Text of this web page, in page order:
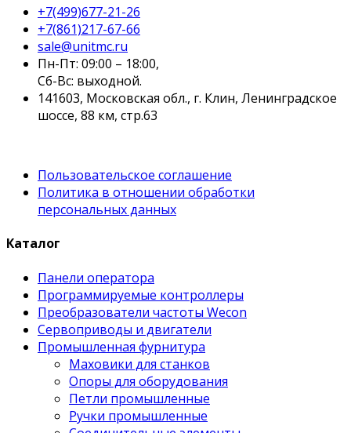
+7(499)677-21-26
+7(861)217-67-66
sale@unitmc.ru
Пн-Пт: 09:00 – 18:00,
Сб-Вс: выходной.
141603, Московская обл., г. Клин, Ленинградское
шоссе, 88 км, стр.63
Пользовательское соглашение
Политика в отношении обработки
персональных данных
Каталог
Панели оператора
Программируемые контроллеры
Преобразователи частоты Wecon
Сервоприводы и двигатели
Промышленная фурнитура
Маховики для станков
Опоры для оборудования
Петли промышленные
Ручки промышленные